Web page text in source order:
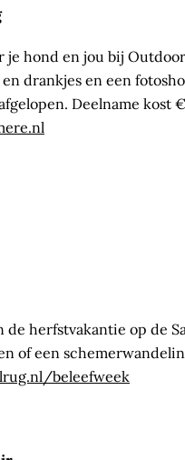
je hond en jou bij
drankjes en een
Deelname kost
herfstvakantie op de
of een
beleefweek